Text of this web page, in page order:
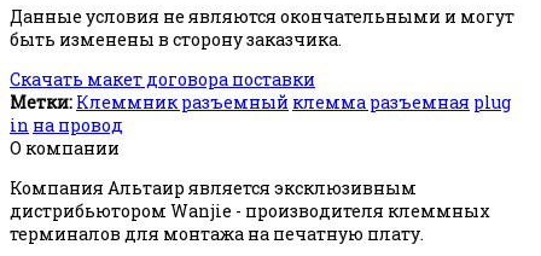
Данные условия не являются окончательными и могут
быть изменены в сторону заказчика.
Скачать макет договора поставки
Метки: Клеммник разъемный клемма разъемная plug
in на провод
О компании
Компания Альтаир является эксклюзивным
дистрибьютором Wanjie - производителя клеммных
терминалов для монтажа на печатную плату.